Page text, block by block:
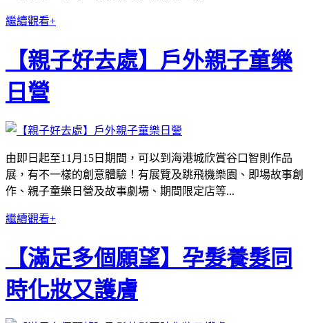
繼續觀看+
【親子好去處】戶外親子童樂
日營
由即日起至11月15日期間，可以到海港城欣賞谷口智則作品
展，有不一樣的創意體驗！有展覽及跳飛機樂園、即場故事創
作、親子童樂日營及故事劇場、期間限定店等...
繼續觀看+
【滿足多個願望】孕髮養髮同
時化妝又護膚